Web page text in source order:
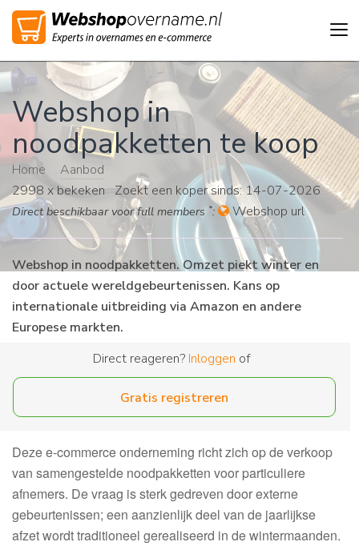
Webshop in
noodpakketten te koop
Home Aanbod
2998 x bekeken Zoekt een koper sinds: 14-07-2026
Direct beschikbaar voor full members *: Webshop url
Webshop in noodpakketten. Omzet piekt winter en
door actuele wereldgebeurtenissen. Kans op
internationale uitbreiding via Amazon en andere
Europese markten.
Direct reageren? Inloggen of
Gratis registreren
Deze e-commerce onderneming richt zich op de verkoop
van samengestelde noodpakketten voor particuliere
afnemers. De vraag is sterk gedreven door externe
gebeurtenissen; een aanzienlijk deel van de jaarlijkse
afzet wordt traditioneel gerealiseerd in de wintermaanden.